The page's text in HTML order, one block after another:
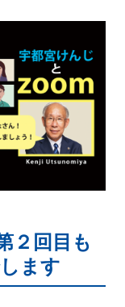
２回目も
ます